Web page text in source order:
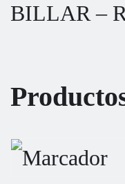
BILLAR –